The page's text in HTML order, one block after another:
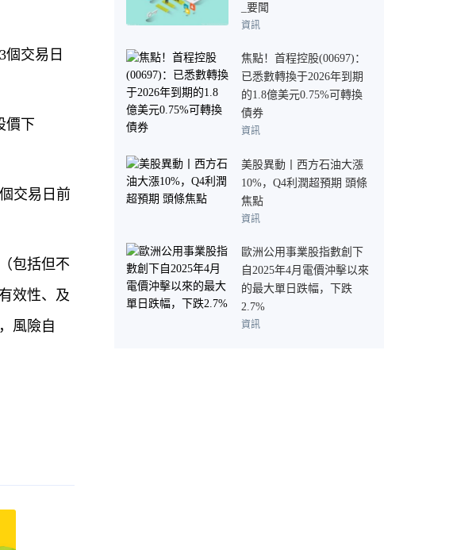
個交易日
價下
交易日前
包括但不
效性、及
風險自
_要聞
資訊
焦點！首程控股(00697)：
已悉數轉換于2026年到期
的1.8億美元0.75%可轉換
債券
資訊
美股異動丨西方石油大漲
10%，Q4利潤超預期 頭條
焦點
資訊
歐洲公用事業股指數創下
自2025年4月電價沖擊以來
的最大單日跌幅，下跌
2.7%
資訊